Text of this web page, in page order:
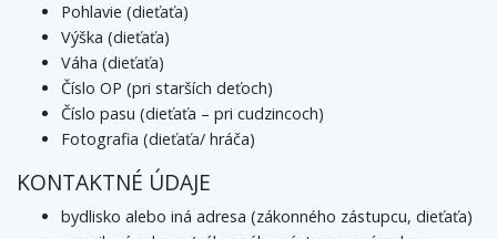
Pohlavie (dieťaťa)
Výška (dieťaťa)
Váha (dieťaťa)
Číslo OP (pri starších deťoch)
Číslo pasu (dieťaťa – pri cudzincoch)
Fotografia (dieťaťa/ hráča)
KONTAKTNÉ ÚDAJE
bydlisko alebo iná adresa (zákonného zástupcu, dieťaťa)